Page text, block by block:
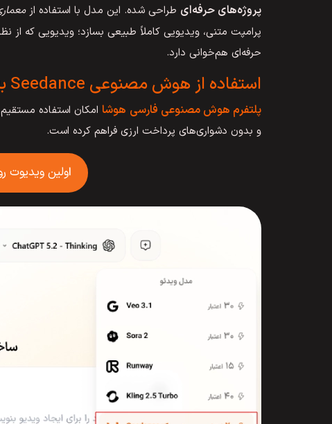
پروژه‌های حرفه‌ای طراحی شده. این مدل با استفاده از
پرامپت متنی، ویدیویی کاملاً طبیعی بسازد؛ ویدیویی که از
حرفه‌ای هم‌خوانی دارد.
استفاده از هوش مصنوعی Seedance به زبان فارسی
پلتفرم هوش مصنوعی فارسی هوشا
و بدون دشواری‌های پرداخت ارزی فراهم کرده است.
اولین ویدیوت